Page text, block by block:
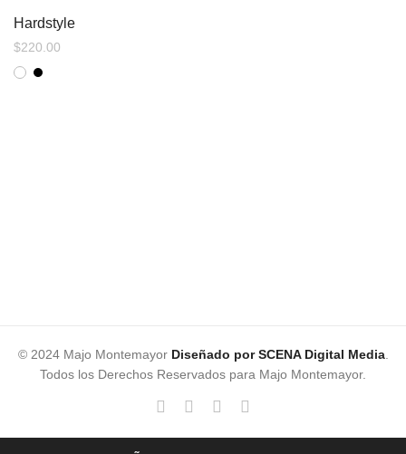
Hardstyle
$220.00
© 2024 Majo Montemayor Diseñado por SCENA Digital Media.
Todos los Derechos Reservados para Majo Montemayor.